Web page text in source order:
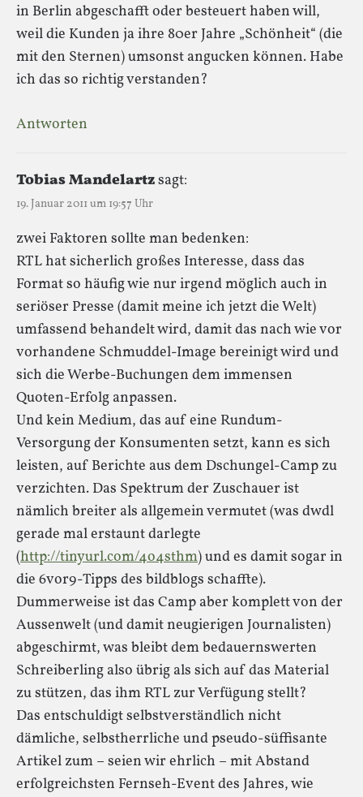
in Berlin abgeschafft oder besteuert haben will,
weil die Kunden ja ihre 80er Jahre „Schönheit“ (die
mit den Sternen) umsonst angucken können. Habe
ich das so richtig verstanden?
Antworten
Tobias Mandelartzsagt:
19. Januar 2011 um 19:57 Uhr
zwei Faktoren sollte man bedenken:
RTL hat sicherlich großes Interesse, dass das
Format so häufig wie nur irgend möglich auch in
seriöser Presse (damit meine ich jetzt die Welt)
umfassend behandelt wird, damit das nach wie vor
vorhandene Schmuddel-Image bereinigt wird und
sich die Werbe-Buchungen dem immensen
Quoten-Erfolg anpassen.
Und kein Medium, das auf eine Rundum-
Versorgung der Konsumenten setzt, kann es sich
leisten, auf Berichte aus dem Dschungel-Camp zu
verzichten. Das Spektrum der Zuschauer ist
nämlich breiter als allgemein vermutet (was dwdl
gerade mal erstaunt darlegte
(http://tinyurl.com/4o4sthm) und es damit sogar in
die 6vor9-Tipps des bildblogs schaffte).
Dummerweise ist das Camp aber komplett von der
Aussenwelt (und damit neugierigen Journalisten)
abgeschirmt, was bleibt dem bedauernswerten
Schreiberling also übrig als sich auf das Material
zu stützen, das ihm RTL zur Verfügung stellt?
Das entschuldigt selbstverständlich nicht
dämliche, selbstherrliche und pseudo-süffisante
Artikel zum – seien wir ehrlich – mit Abstand
erfolgreichsten Fernseh-Event des Jahres, wie